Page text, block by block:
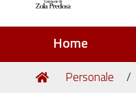
Home
Tu
Home
Personale